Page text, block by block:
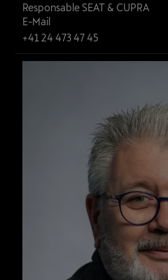
Responsable SEAT & CUPRA
E-Mail
+41 24 473 47 45